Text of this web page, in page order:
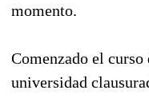
momento.
Comenzado el curso
universidad